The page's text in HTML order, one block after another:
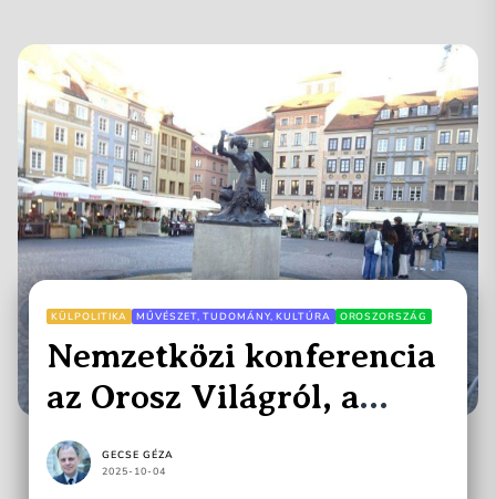
KÜLPOLITIKA MŰVÉSZET, TUDOMÁNY, KULTÚRA OROSZORSZÁG
Nemzetközi konferencia
az Orosz Világról, a
Russzkij Mir-ről
Varsóban
GECSE GÉZA
2025-10-04